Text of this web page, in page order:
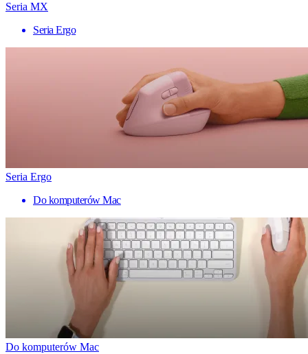
Seria MX
Seria Ergo
Seria Ergo
Do komputerów Mac
Do komputerów Mac